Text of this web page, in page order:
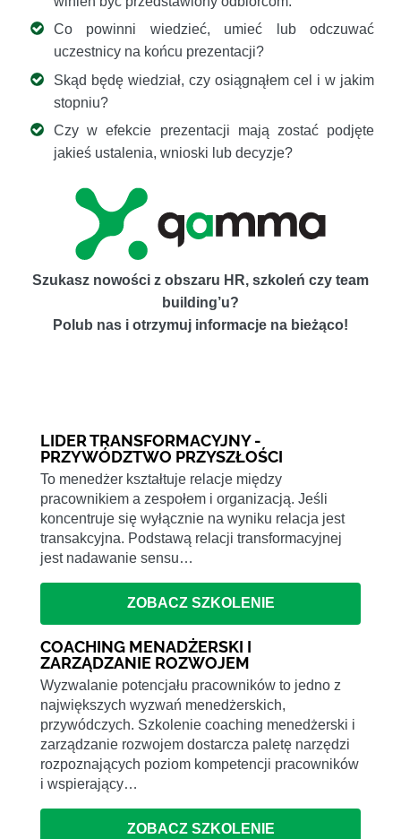
Co powinni wiedzieć, umieć lub odczuwać
uczestnicy na końcu prezentacji?
Skąd będę wiedział, czy osiągnąłem cel i w jakim
stopniu?
Czy w efekcie prezentacji mają zostać podjęte
jakieś ustalenia, wnioski lub decyzje?
Szukasz nowości z obszaru HR, szkoleń czy team
building’u?
Polub nas i otrzymuj informacje na bieżąco!
LIDER TRANSFORMACYJNY -
PRZYWÓDZTWO PRZYSZŁOŚCI
To menedżer kształtuje relacje między
pracownikiem a zespołem i organizacją. Jeśli
koncentruje się wyłącznie na wyniku relacja jest
transakcyjna. Podstawą relacji transformacyjnej
jest nadawanie sensu…
ZOBACZ SZKOLENIE
COACHING MENADŻERSKI I
ZARZĄDZANIE ROZWOJEM
Wyzwalanie potencjału pracowników to jedno z
największych wyzwań menedżerskich,
przywódczych. Szkolenie coaching menedżerski i
zarządzanie rozwojem dostarcza paletę narzędzi
rozpoznających poziom kompetencji pracowników
i wspierający…
ZOBACZ SZKOLENIE